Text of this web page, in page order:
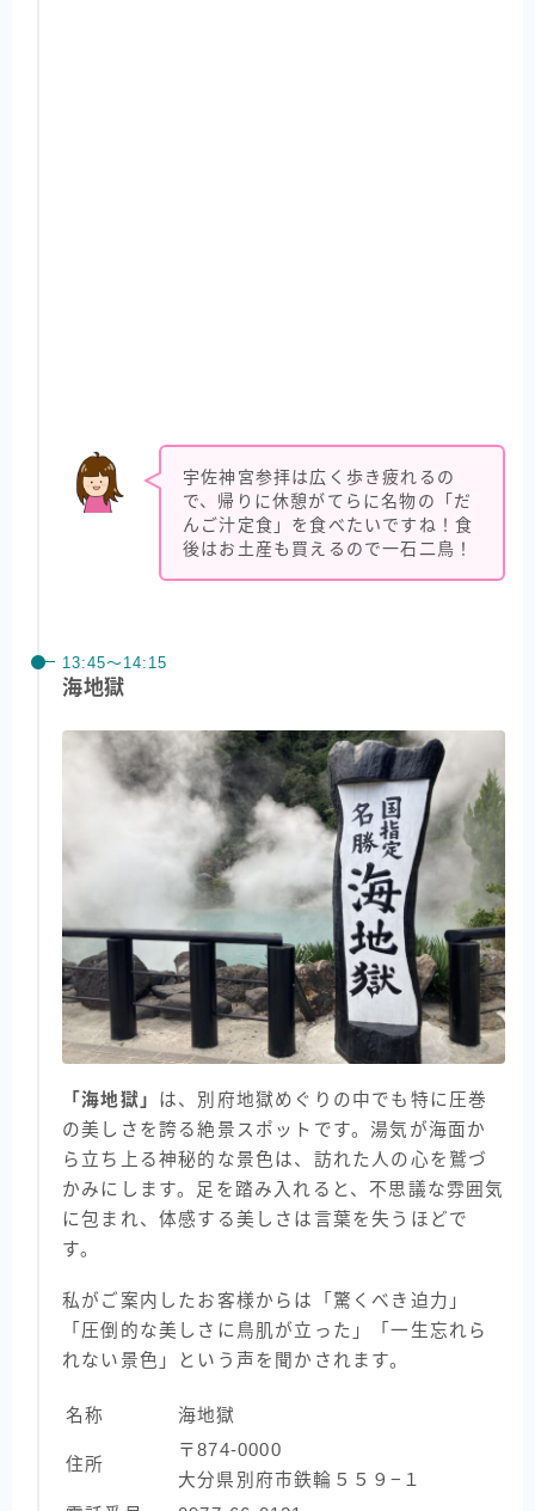
宇佐神宮参拝は広く歩き疲れるの
で、帰りに休憩がてらに名物の「だ
んご汁定食」を食べたいですね！食
後はお土産も買えるので一石二鳥！
13:45〜14:15
海地獄
「海地獄」 は、別府地獄めぐりの中でも特に圧巻
の美しさを誇る絶景スポットです。湯気が海面か
ら立ち上る神秘的な景色は、訪れた人の心を鷲づ
かみにします。足を踏み入れると、不思議な雰囲気
に包まれ、体感する美しさは言葉を失うほどで
す。
私がご案内したお客様からは「驚くべき迫力」
「圧倒的な美しさに鳥肌が立った」「一生忘れら
れない景色」という声を聞かされます。
名称 海地獄
住所
〒874-0000
大分県別府市鉄輪５５９−１